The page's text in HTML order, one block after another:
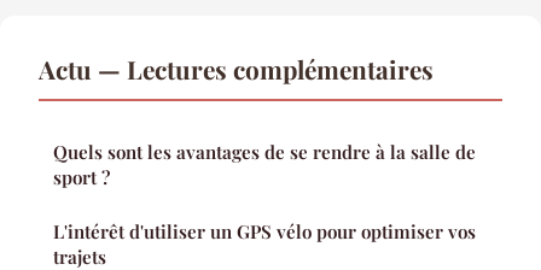
Actu — Lectures complémentaires
Quels sont les avantages de se rendre à la salle de
sport ?
L'intérêt d'utiliser un GPS vélo pour optimiser vos
trajets